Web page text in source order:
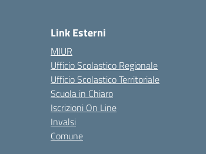
Link Esterni
MIUR
Ufficio Scolastico Regionale
Ufficio Scolastico Territoriale
Scuola in Chiaro
Iscrizioni On Line
Invalsi
Comune